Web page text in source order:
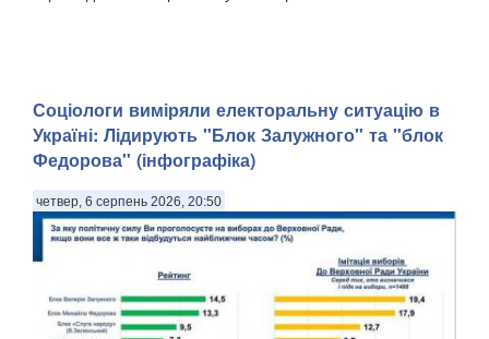
Соціологи виміряли електоральну ситуацію в
Україні: ​Лідирують "Блок Залужного" та "блок
Федорова" (інфографіка)
четвер, 6 серпень 2026, 20:50